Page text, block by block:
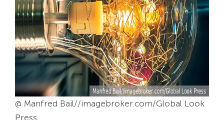
@ Manfred Bail//imagebroker.com/Global Look
Press